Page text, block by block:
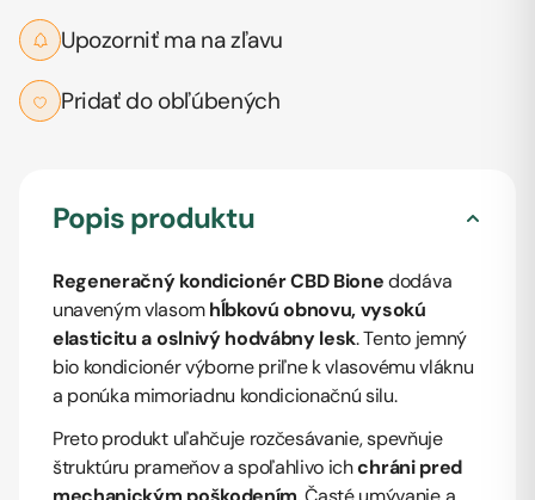
Upozorniť ma na zľavu
Pridať do obľúbených
Popis produktu
Regeneračný kondicionér CBD Bionedodáva
unaveným vlasomhĺbkovú obnovu, vysokú
elasticitu a oslnivý hodvábny lesk. Tento jemný
bio kondicionér výborne priľne k vlasovému vláknu
a ponúka mimoriadnu kondicionačnú silu.
Preto produkt uľahčuje rozčesávanie, spevňuje
štruktúru prameňov a spoľahlivo ichchráni pred